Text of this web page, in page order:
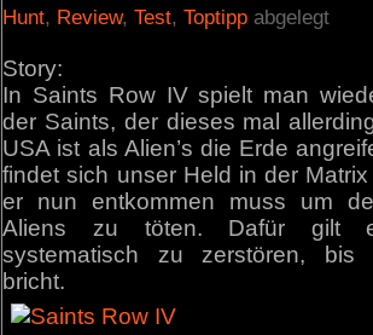
Hunt, Review,Test,Toptipp abgelegt
Story:
In Saints Row IV spielt man
der Saints, der dieses mal
USA ist als Alien’s die Erde
findet sich unser Held in der
er nun entkommen muss um
Aliens zu töten. Dafür gilt
systematisch zu zerstören, bis
bricht.